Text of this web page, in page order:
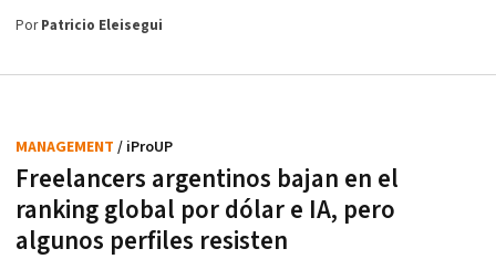
PorPatricio Eleisegui
Freelancers argentinos bajan en el
ranking global por dólar e IA, pero
algunos perfiles resisten
MANAGEMENT / iProUP